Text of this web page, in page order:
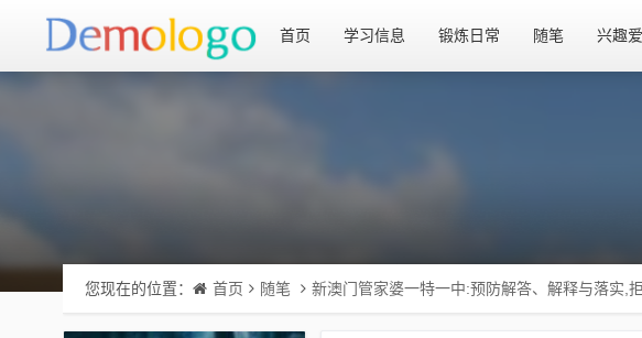
首页 学习信息 锻炼日常 随笔 兴趣
您现在的位置： 首页 随笔 新澳门管家婆一特一中:预防解答、解释与落实​,